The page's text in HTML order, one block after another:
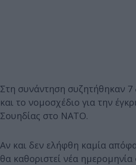
Στη συνάντηση συζητήθηκαν 7
και το νομοσχέδιο για την
Σουηδίας στο ΝΑΤΟ.
Αν και δεν ελήφθη καμία
θα καθοριστεί νέα ημερομηνία